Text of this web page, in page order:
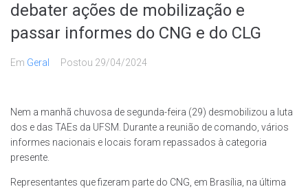
debater ações de mobilização e
passar informes do CNG e do CLG
Em Geral Postou 29/04/2024
Nem a manhã chuvosa de segunda-feira (29) desmobilizou a luta
dos e das TAEs da UFSM. Durante a reunião de comando, vários
informes nacionais e locais foram repassados à categoria
presente.
Representantes que fizeram parte do CNG, em Brasília, na última